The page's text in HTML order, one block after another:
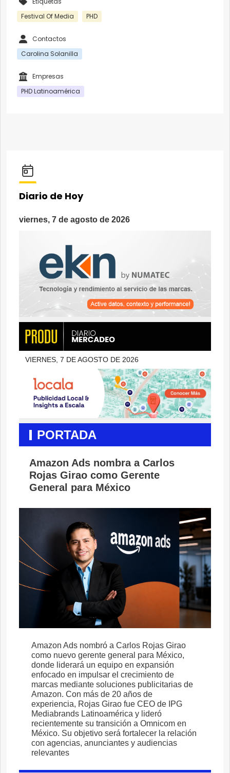
Festival Of Media
PHD
Contactos
Carolina Solanilla
Empresas
PHD Latinoamérica
Diario de Hoy
viernes, 7 de agosto de 2026